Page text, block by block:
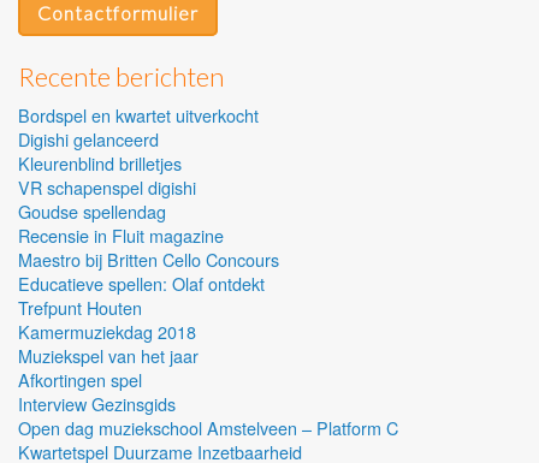
Contactformulier
Recente berichten
Bordspel en kwartet uitverkocht
Digishi gelanceerd
Kleurenblind brilletjes
VR schapenspel digishi
Goudse spellendag
Recensie in Fluit magazine
Maestro bij Britten Cello Concours
Educatieve spellen: Olaf ontdekt
Trefpunt Houten
Kamermuziekdag 2018
Muziekspel van het jaar
Afkortingen spel
Interview Gezinsgids
Open dag muziekschool Amstelveen – Platform C
Kwartetspel Duurzame Inzetbaarheid